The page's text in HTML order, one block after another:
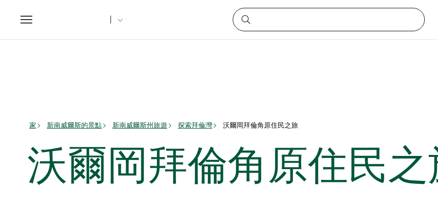
Toggle
navigation
家 新南威爾斯的景點 新南威爾斯州旅遊 探索拜倫灣 沃爾岡拜倫角原住民之旅
沃爾岡拜倫角原住民之